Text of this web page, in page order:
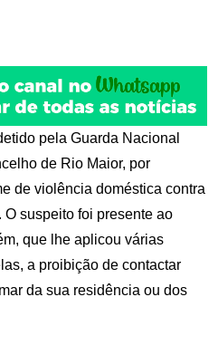
pela Guarda Nacional
de Rio Maior, por
de violência doméstica contra
suspeito foi presente ao
que lhe aplicou várias
a proibição de contactar
da sua residência ou dos